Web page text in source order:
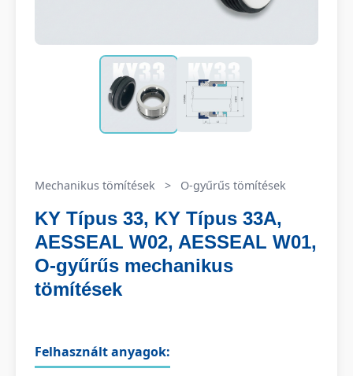
Mechanikus tömítések > O-gyűrűs tömítések
KY Típus 33, KY Típus 33A,
AESSEAL W02, AESSEAL W01,
O-gyűrűs mechanikus
tömítések
Felhasznált anyagok: